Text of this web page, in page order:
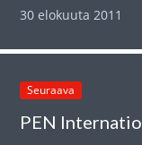
30 elokuuta 2011
Seuraava